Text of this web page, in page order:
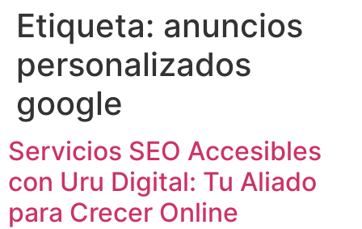
Etiqueta: anuncios
personalizados
google
Servicios SEO Accesibles
con Uru Digital: Tu Aliado
para Crecer Online